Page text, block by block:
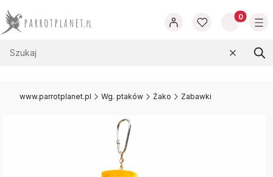
Produkty
Wyczyść
www.parrotplanet.pl Wg. ptaków Żako Zabawki